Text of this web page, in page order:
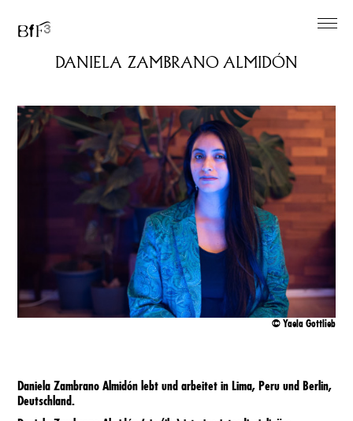
Über
Künstler*innen
Ausstellung
Ausstellungsimpressionen
DANIELA ZAMBRANO ALMIDÓN
©Yaela Gottlieb
Daniela Zambrano Almidón lebt und arbeitet in Lima, Peru und Berlin,
Deutschland.